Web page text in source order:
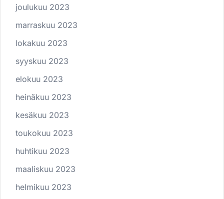
joulukuu 2023
marraskuu 2023
lokakuu 2023
syyskuu 2023
elokuu 2023
heinäkuu 2023
kesäkuu 2023
toukokuu 2023
huhtikuu 2023
maaliskuu 2023
helmikuu 2023